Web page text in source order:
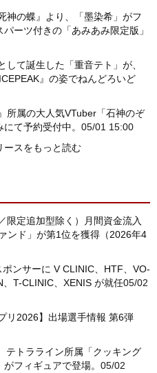
神の蝶』より、「墨染希」がフ
ーツ付きの「あみあみ限定版」
て誕生した「重音テト」が、
』の姿でねんどろいど
所属の大人気VTuber「石神のぞ
て予約受付中。 05/01 15:00
ースをもっと読む
限定追加型除く）月間資金流入
ンド」が第1位を獲得（2026年4
ンサーに V CLINIC、HTF、VO-
T-CLINIC、XENIS が就任05/02
リ2026】出場選手情報 第6弾
テトラライン所属「クッキング
フィギュアで登場。 05/02